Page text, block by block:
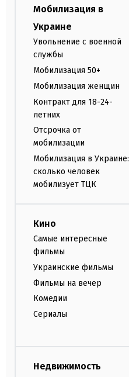
Мобилизация в
Украине
Увольнение с военной
службы
Мобилизация 50+
Мобилизация женщин
Контракт для 18-24-
летних
Отсрочка от
мобилизации
Мобилизация в Украине:
сколько человек
мобилизует ТЦК
Кино
Самые интересные
фильмы
Украинские фильмы
Фильмы на вечер
Комедии
Сериалы
Недвижимость